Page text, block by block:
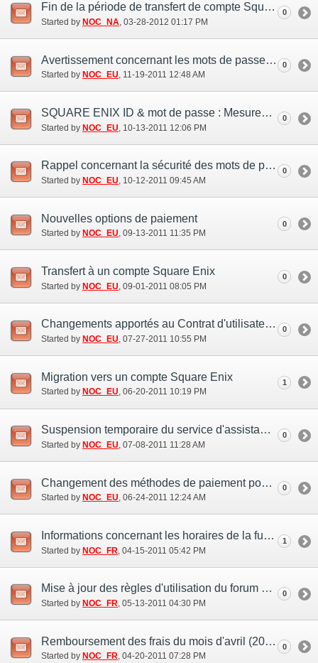
Fin de la période de transfert de compte Square Enix (28 mar.)
Started by NOC_NA ‎, 03-28-2012 01:17 PM
0
Avertissement concernant les mots de passe et l'augmentation des accès non-autorisés
Started by NOC_EU‎, 11-19-2011 12:48 AM
0
SQUARE ENIX ID & mot de passe : Mesures de sécurité
Started by NOC_EU ‎, 10-13-2011 12:06 PM
0
Rappel concernant la sécurité des mots de passe
Started by NOC_EU‎, 10-12-2011 09:45 AM
0
Nouvelles options de paiement
Started by NOC_EU‎, 09-13-2011 11:35 PM
0
Transfert à un compte Square Enix
Started by NOC_EU ‎, 09-01-2011 08:05 PM
0
Changements apportés au Contrat d'utilisateur de FINAL FANTASY XI
Started by NOC_EU‎, 07-27-2011 10:55 PM
0
Migration vers un compte Square Enix
Started by NOC_EU‎, 06-20-2011 10:19 PM
1
Suspension temporaire du service d'assistance par GM (10 jul)
Started by NOC_EU ‎, 07-08-2011 11:28 AM
0
Changement des méthodes de paiement pour les abonnés payant en dollar US (USD)
Started by NOC_EU‎, 06-24-2011 12:24 AM
0
Informations concernant les horaires de la fusion des Mondes
Started by NOC_FR ‎, 04-15-2011 05:42 PM
1
Mise à jour des règles d'utilisation du forum de FINAL FANTASY XI (13 mai)
Started by NOC_FR‎, 05-13-2011 04:30 PM
0
Remboursement des frais du mois d'avril (20 avr.)
Started by NOC_FR‎, 04-20-2011 07:28 PM
0